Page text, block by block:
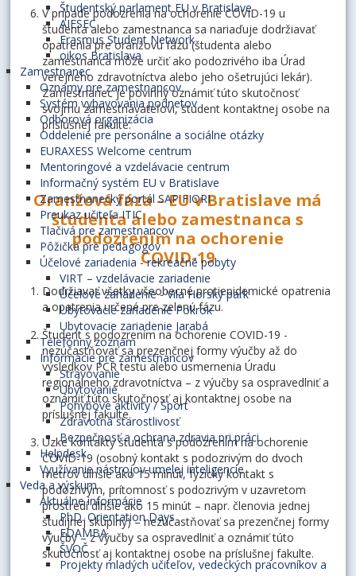
Študentský parlament EU v Bratislave
AIESEC
Erasmus Student Network
oikos Bratislava
Zamestnanec
Oznamy pre zamestnancov
Systém vybavovania podnetov
Odborová organizácia
Oddelenie pre personálne a sociálne otázky
EURAXESS Welcome centrum
Mentoringové a vzdelávacie centrum
Informačný systém EU v Bratislave
Zamestnanecký portál SAP FIORI
Preukaz učiteľa ITIC
Tlačivá pre zamestnancov
Pôžička pre pedagógov
Účelové zariadenia - rekreačné pobyty
VIRT – vzdelávacie zariadenie
Účelové zariadenie - Vila Horský park
Ubytovacie zariadenie Pokrok
Ubytovacie zariadenie Jarabá
Telefónny zoznam
Informácie pre zamestnancov
Stravovanie
Ubytovanie
Pohybové aktivity / Šport
Zdravotná starostlivosť
Bezpečnosť a ochrana zdravia pri práci
Helpdesk
Využívanie nástrojov umelej inteligencie
Veda a výskum
Aktuálne informácie
PhD. Orientation Days
EDAMBA
ŠVOČ
Projekty mladých učiteľov, vedeckých pracovníkov a
V prípade podozrenia na ochorenie COVID-19 u
študenta alebo zamestnanca sa nariaďuje dodržiavať
opatrenia pre oranžovú fázu (študenta alebo
zamestnanca môže určiť ako podozrivého iba Úrad
verejného zdravotníctva alebo jeho ošetrujúci lekár).
Zamestnanec je povinný oznámiť túto skutočnosť
svojmu zamestnávateľovi, študent kontaktnej osobe na
príslušnej fakulte.
Oranžová fáza – EU v Bratislave má
študenta alebo zamestnanca s
podozrením na ochorenie
COVID-19
Dodržiavať všetky všeobecné protiepidemické opatrenia
a opatrenia určené pre zelenú fázu.
Študent s podozrením na ochorenie COVID-19 -
nezúčastňovať sa prezenčnej formy výučby až do
výsledkov PCR testu alebo usmernenia Úradu
regionálneho zdravotníctva – z výučby sa ospravedlniť a
oznámiť túto skutočnosť aj kontaktnej osobe na
príslušnej fakulte.
Úzke kontakty študenta s podozrením na ochorenie
COVID-19 (osobný kontakt s podozrivým do dvoch
metrov dlhšie ako 15 minút, fyzický kontakt s
podozrivým, prítomnosť s podozrivým v uzavretom
prostredí dlhšie ako 15 minút – napr. členovia jednej
študijnej skupiny) – nezúčastňovať sa prezenčnej formy
výučby – z výučby sa ospravedlniť a oznámiť túto
skutočnosť aj kontaktnej osobe na príslušnej fakulte.